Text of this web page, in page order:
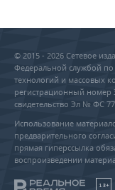
© 2015 - 2026 Сетевое
Федеральной службой
технологий и массовых
регистрационный номер
свидетельство Эл № ФС
Использование
предварительного
прямая гиперссылка
воспроизведении
18+